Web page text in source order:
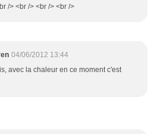
/> <br /> <br /> <br />
04/06/2012 13:44
avec la chaleur en ce moment c'est